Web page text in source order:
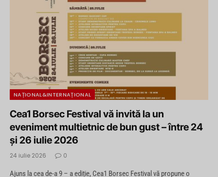
NAȚIONAL&INTERNAȚIONAL
Cea1 Borsec Festival vă invită la un
eveniment multietnic de bun gust – între 24
și 26 iulie 2026
24 iulie 2026 0
Ajuns la cea de-a 9 – a ediție, Cea1 Borsec Festival vă propune o